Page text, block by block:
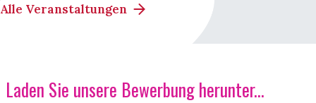
Alle Veranstaltungen
Laden Sie unsere Bewerbung herunter...